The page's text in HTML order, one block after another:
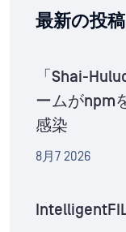
最新の投稿
「Shai-
ームがnpm
感染
8月7 2026